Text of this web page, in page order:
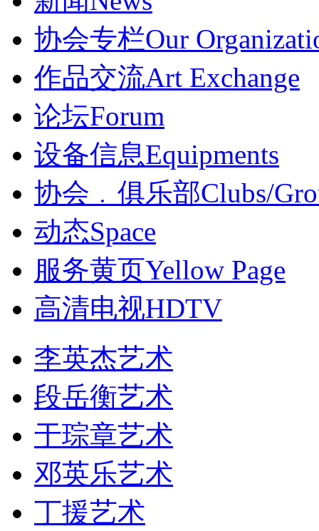
协会专栏Our
作品交流Art Exchange
论坛Forum
设备信息Equipments
协会﹒俱乐部Clubs/
动态Space
服务黄页Yellow Page
高清电视HDTV
李英杰艺术
段岳衡艺术
于琮章艺术
邓英乐艺术
丁援艺术